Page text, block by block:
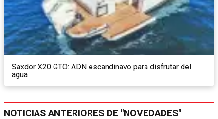
Saxdor X20 GTO: ADN escandinavo para disfrutar del
agua
NOTICIAS ANTERIORES DE "NOVEDADES"